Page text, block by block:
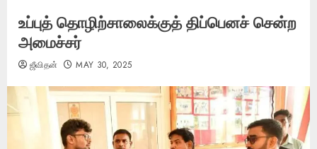
உப்புத் தொழிற்சாலைக்குத் திப்பெனச் சென்ற
அமைச்சர்
ஜீவிதன் MAY 30, 2025